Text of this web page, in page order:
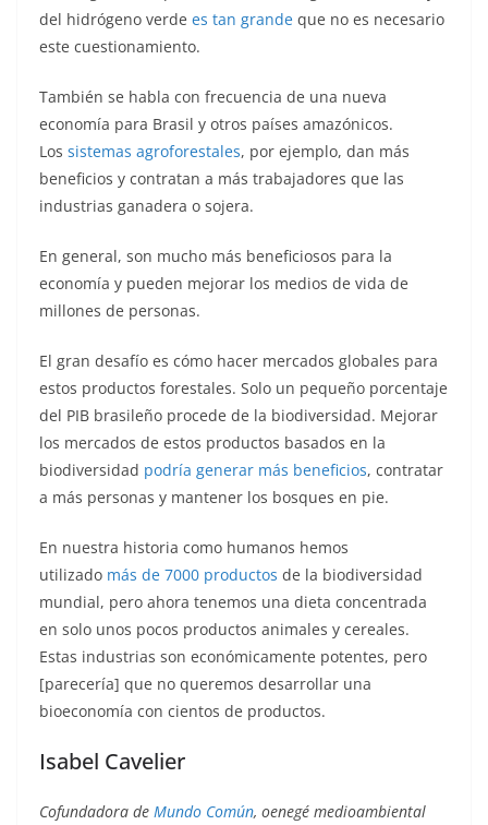
del hidrógeno verde es tan grande que no es necesario
este cuestionamiento.
También se habla con frecuencia de una nueva
economía para Brasil y otros países amazónicos.
Los sistemas agroforestales, por ejemplo, dan más
beneficios y contratan a más trabajadores que las
industrias ganadera o sojera.
En general, son mucho más beneficiosos para la
economía y pueden mejorar los medios de vida de
millones de personas.
El gran desafío es cómo hacer mercados globales para
estos productos forestales. Solo un pequeño porcentaje
del PIB brasileño procede de la biodiversidad. Mejorar
los mercados de estos productos basados en la
biodiversidad podría generar más beneficios, contratar
a más personas y mantener los bosques en pie.
En nuestra historia como humanos hemos
utilizado más de 7000 productos de la biodiversidad
mundial, pero ahora tenemos una dieta concentrada
en solo unos pocos productos animales y cereales.
Estas industrias son económicamente potentes, pero
[parecería] que no queremos desarrollar una
bioeconomía con cientos de productos.
Isabel Cavelier
Cofundadora de Mundo Común, oenegé medioambiental